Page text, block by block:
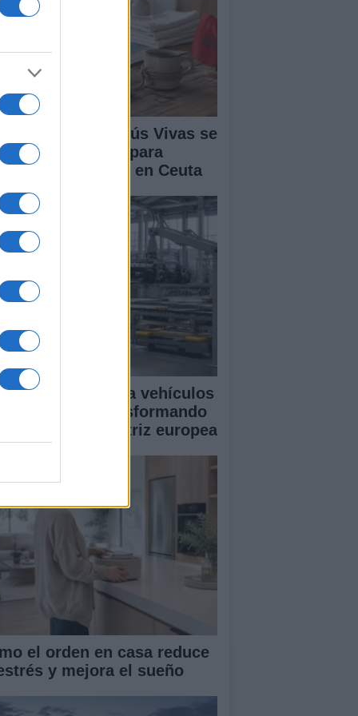
VI y Juan Jesús Vivas se
en Marivent para
la situación en Ceuta
la transición a vehículos
está transformando
industria automotriz europea
el orden en casa reduce
y mejora el sueño